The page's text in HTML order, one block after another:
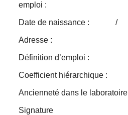
emploi :
Date de
Adresse :
Définition d’emploi :
Coefficient hiérarchique :
Ancienneté dans le laboratoire